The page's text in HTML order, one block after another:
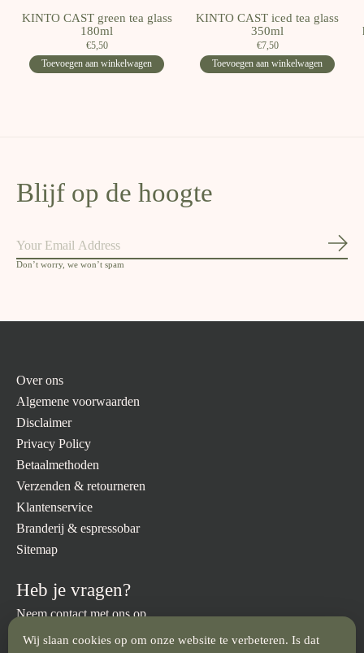
KINTO CAST green tea glass
180ml
€5,50
Toevoegen aan winkelwagen
KINTO CAST iced tea glass
350ml
€7,50
Toevoegen aan winkelwagen
Blijf op de hoogte
Don’t worry, we won’t spam
Over ons
Algemene voorwaarden
Disclaimer
Privacy Policy
Betaalmethoden
Verzenden & retourneren
Klantenservice
Branderij & espressobar
Sitemap
Heb je vragen?
Neem contact met ons op.
info@brandmeesters.nl 023 512 3094
Wij slaan cookies op om onze website te verbeteren. Is dat